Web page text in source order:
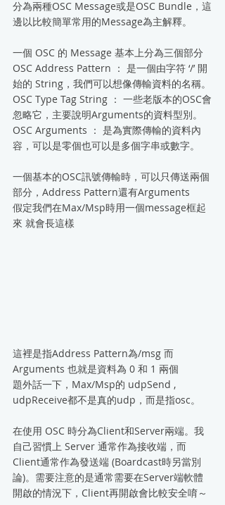
分為兩種OSC Message或是OSC Bundle，這
邊以比較簡單常用的Message為主解釋。
一個 OSC 的 Message 基本上分為三個部分
OSC Address Pattern ： 是一個由字符 ‘/’ 開
始的 String，我們可以想像傳輸資料的名稱。
OSC Type Tag String ： 一些老版本的OSC會
忽略它，主要說明Arguments的資料型別。
OSC Arguments ： 是為實際傳輸的資料內
容，可以是零個也可以是多個字串或數字。
一個基本的OSC訊號傳輸時，可以只傳送兩個
部分，Address Pattern還有Arguments
假定我們在Max/Msp時用一個message框起
來 就會長這樣
這裡是指Address Pattern為/msg 而
Arguments 也就是資料為 0 和 1 兩個
題外話一下，Max/Msp的 udpSend ,
udpReceive都不是真的udp，而是指osc。
在使用 OSC 時分為Client和Server兩端。我
自己習慣上 Server 通常作為接收端，而
Client通常作為發送端 (Boardcast時另當別
論)。需要注意的是通常需要在Server端軟體
開啟的情況下，Client再開啟會比較安全唷～